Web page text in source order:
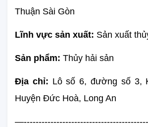
Thuận Sài Gòn
Lĩnh vực sản xuất: Sản xuất
Sản phẩm: Thủy hải sản
Địa chỉ: Lô số 6, đường số 3,
Huyện Đức Hoà, Long An